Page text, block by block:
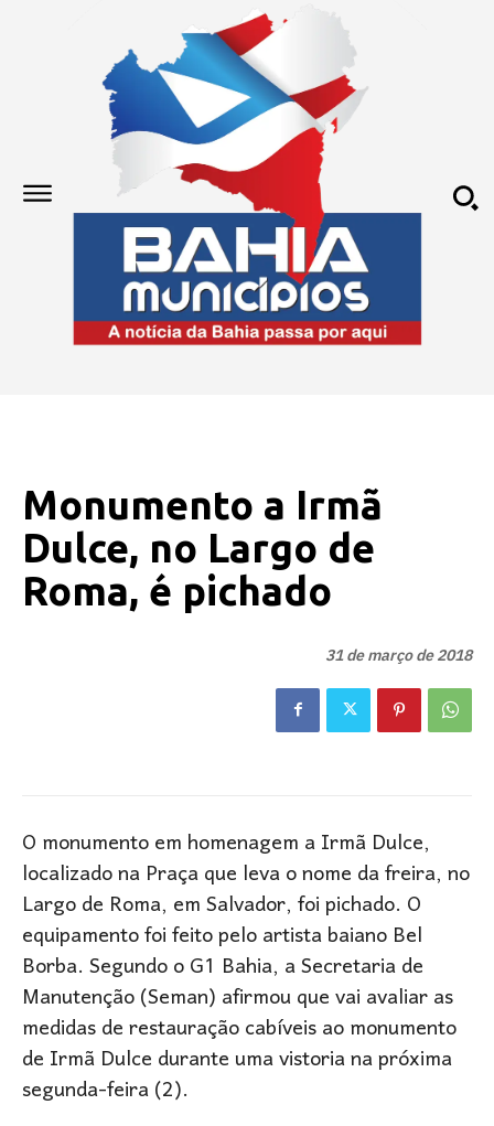
Monumento a Irmã
Dulce, no Largo de
Roma, é pichado
31 de março de 2018
O monumento em homenagem a Irmã Dulce,
localizado na Praça que leva o nome da freira, no
Largo de Roma, em Salvador, foi pichado. O
equipamento foi feito pelo artista baiano Bel
Borba. Segundo o G1 Bahia, a Secretaria de
Manutenção (Seman) afirmou que vai avaliar as
medidas de restauração cabíveis ao monumento
de Irmã Dulce durante uma vistoria na próxima
segunda-feira (2).